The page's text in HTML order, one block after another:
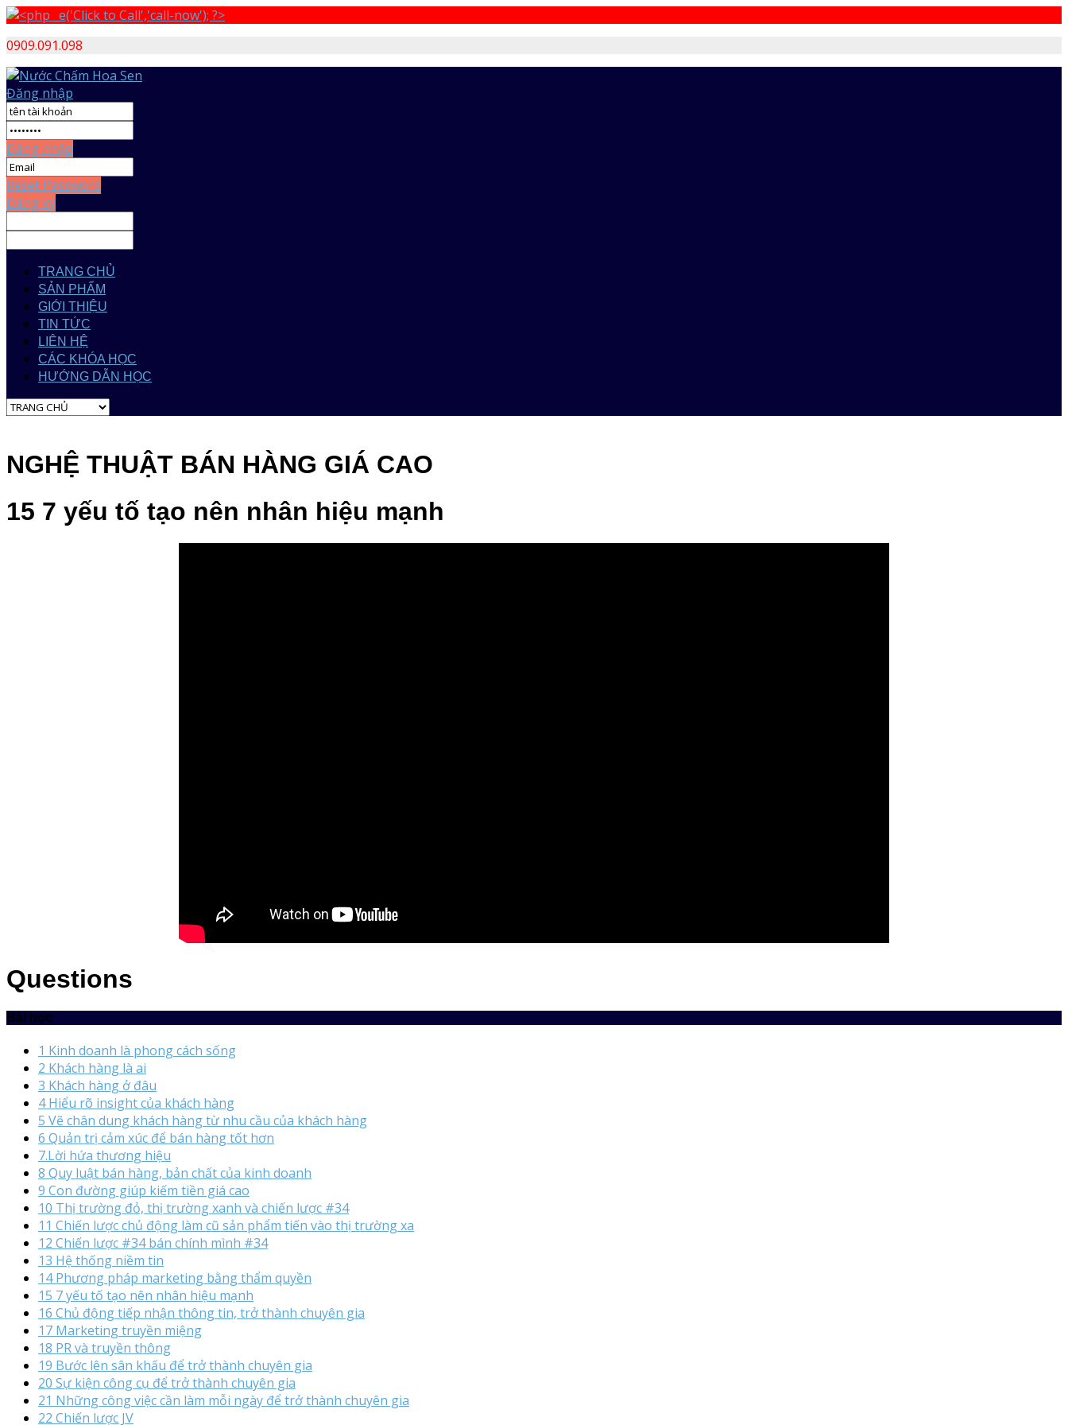
0909.091.098
Đăng nhập
Đăng nhập
Reset Password
Đăng ký
TRANG CHỦ
SẢN PHẨM
GIỚI THIỆU
TIN TỨC
LIÊN HỆ
CÁC KHÓA HỌC
HƯỚNG DẪN HỌC
NGHỆ THUẬT BÁN HÀNG GIÁ CAO
15 7 yếu tố tạo nên nhân hiệu mạnh
Questions
Bài học
1 Kinh doanh là phong cách sống
2 Khách hàng là ai
3 Khách hàng ở đâu
4 Hiểu rõ insight của khách hàng
5 Vẽ chân dung khách hàng từ nhu cầu của khách hàng
6 Quản trị cảm xúc để bán hàng tốt hơn
7.Lời hứa thương hiệu
8 Quy luật bán hàng, bản chất của kinh doanh
9 Con đường giúp kiếm tiền giá cao
10 Thị trường đỏ, thị trường xanh và chiến lược #34
11 Chiến lược chủ động làm cũ sản phẩm tiến vào thị trường xa
12 Chiến lược #34 bán chính mình #34
13 Hệ thống niềm tin
14 Phương pháp marketing bằng thẩm quyền
15 7 yếu tố tạo nên nhân hiệu mạnh
16 Chủ động tiếp nhận thông tin, trở thành chuyên gia
17 Marketing truyền miệng
18 PR và truyền thông
19 Bước lên sân khấu để trở thành chuyên gia
20 Sự kiện công cụ để trở thành chuyên gia
21 Những công việc cần làm mỗi ngày để trở thành chuyên gia
22 Chiến lược JV